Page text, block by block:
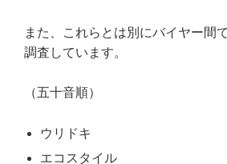
また、これらとは別にバイヤー間
調査しています。
（五十音順）
ウリドキ
エコスタイル